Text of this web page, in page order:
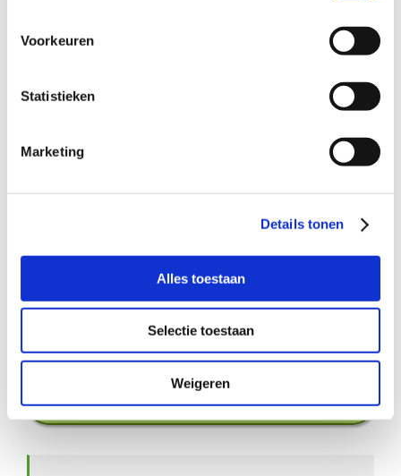
Voorkeuren
Statistieken
Marketing
Details tonen
Alles toestaan
Selectie toestaan
Weigeren
• Met kinderen van ongeveer zijn leeftijd;
• Het liefst in Huizen, maar Blaricum, Eemnes of
Wil je meer informatie?
coördinator Buurtgezinnen voor de gemeente Huizen, via
Hoe werkt Buurtgezinnen?
Bekijk andere zoekprofielen